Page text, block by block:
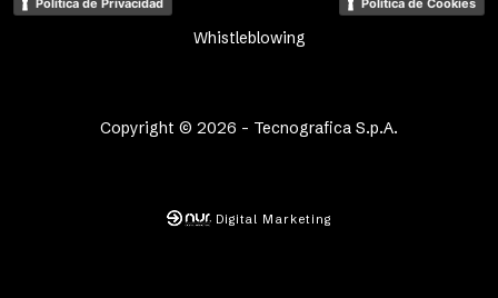
Copyright © 2026 - Tecnografica S.p.A.
Whistleblowing
Digital Marketing